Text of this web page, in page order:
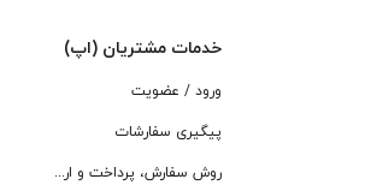
خدمات مشتریان (اپ)
ورود / عضویت
پیگیری سفارشات
روش سفارش، پرداخت و ارسال